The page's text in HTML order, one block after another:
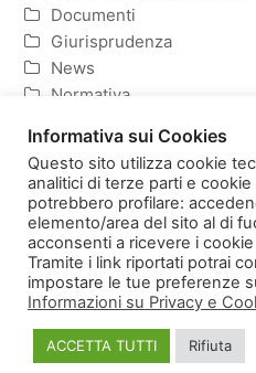
Documenti
Giurisprudenza
News
Normativa
Homepage
Informativa
Informativa sui Cookies
Questo sito utilizza cookie
analitici di terze parti e
potrebbero profilare:
elemento/area del sito al di
acconsenti a ricevere i
Tramite i link riportati potrai
impostare le tue preferenze
Informazioni su Privacy e
ACCETTA TUTTI Rifiuta